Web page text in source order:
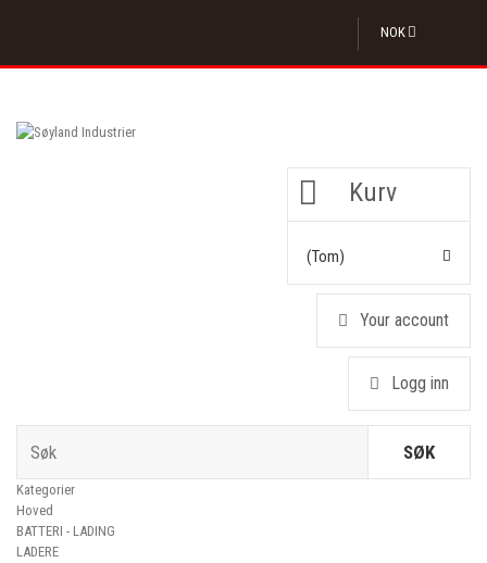
NOK
Kurv
(tom)
Your account
Logg inn
SØK
Kategorier
Hoved
BATTERI - LADING
LADERE